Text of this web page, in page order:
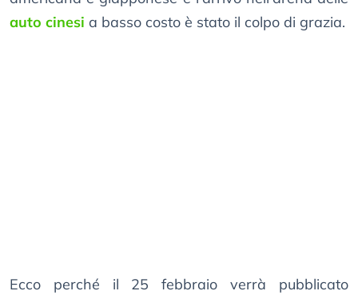
auto cinesi a basso costo è stato il colpo di grazia.
Ecco perché il 25 febbraio verrà pubblicato